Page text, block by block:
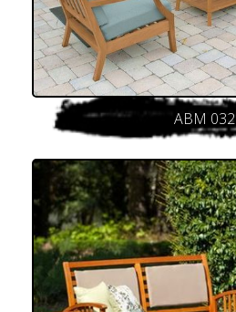
ABM 032